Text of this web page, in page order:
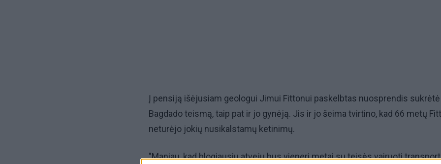
Į pensiją išėjusiam geologui Jimui Fittonui paskelbtas nuosprendis sukrėtė
Bagdado teismą, taip pat ir jo gynėją. Jis ir jo šeima tvirtino, kad 66 metų
neturėjo jokių nusikalstamų ketinimų.
"Maniau, kad blogiausiu atveju bus vieneri metai su teisės vairuoti